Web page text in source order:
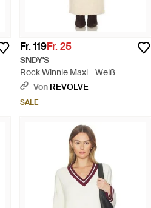
Fr. 119Fr. 25
SNDY'S
Rock Winnie Maxi - Weiß
Von REVOLVE
SALE